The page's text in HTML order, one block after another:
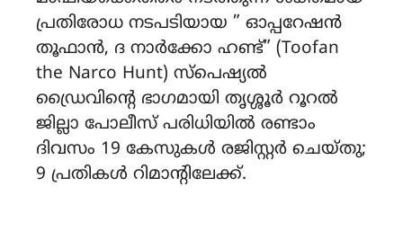
പ്രതിരോധ നടപടിയായ ” ഓപ്പറേഷൻ
തൂഫാൻ, ദ നാർക്കോ ഹണ്ട്” (Toofan
the Narco Hunt) സ്പെഷ്യൽ
ഡ്രൈവിന്റെ ഭാഗമായി തൃശ്ശൂർ റൂറൽ
ജില്ലാ പോലീസ് പരിധിയിൽ രണ്ടാം
ദിവസം 19 കേസുകൾ രജിസ്റ്റർ ചെയ്തു;
9 പ്രതികൾ റിമാന്റിലേക്ക്.